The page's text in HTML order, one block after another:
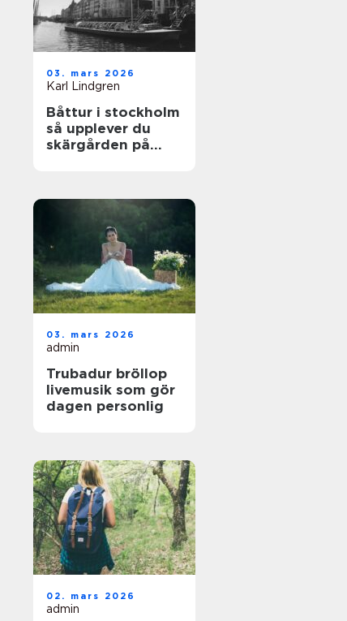
03. mars 2026
Karl Lindgren
Båttur i stockholm
så upplever du
skärgården på
03. mars 2026
admin
Trubadur bröllop
livemusik som gör
dagen personlig
02. mars 2026
admin